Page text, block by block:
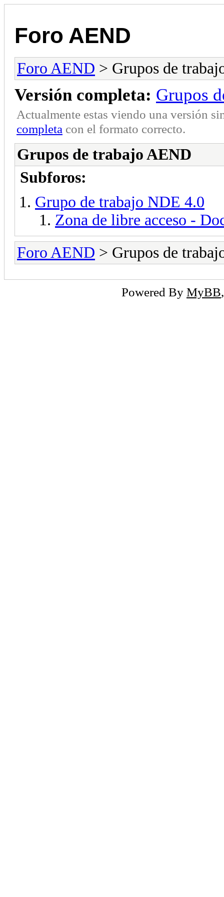
Foro AEND
Foro AEND > Grupos de
Versión completa: Grupos
Actualmente estas viendo una versión
completa con el formato correcto.
Grupos de trabajo AEND
Subforos:
Grupo de trabajo NDE 4.0
Zona de libre acceso -
Foro AEND > Grupos de
Powered By MyBB